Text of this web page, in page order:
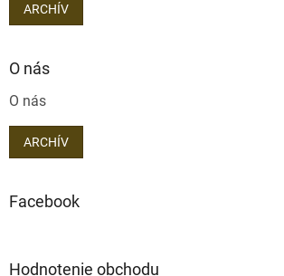
ARCHÍV
O nás
O nás
ARCHÍV
Facebook
Hodnotenie obchodu